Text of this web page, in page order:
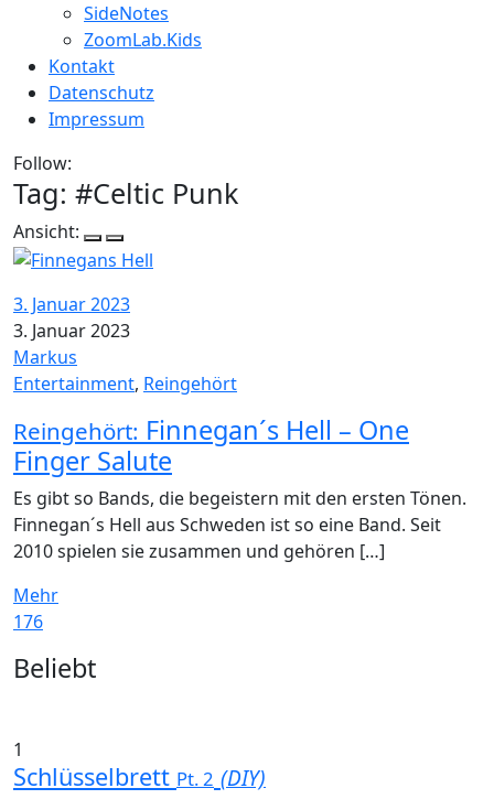
SideNotes
ZoomLab.Kids
Kontakt
Datenschutz
Impressum
Follow:
Tag: #Celtic Punk
Ansicht:
3. Januar 2023
3. Januar 2023
Markus
Entertainment, Reingehört
Reingehört: Finnegan´s Hell – One
Finger Salute
Es gibt so Bands, die begeistern mit den ersten Tönen.
Finnegan´s Hell aus Schweden ist so eine Band. Seit
2010 spielen sie zusammen und gehören […]
Mehr
176
Widgets
Beliebt
1
Schlüsselbrett Pt. 2 (DIY)